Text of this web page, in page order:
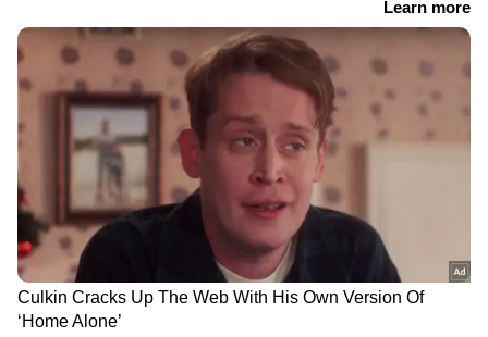
Health
Newsഅറിയൂ.Food and Recipes
തുടങ്ങി
മികച്ച ജീവിതം നയിക്കാൻ സഹായിക്കുന്ന
ടിപ്സുകളും ലേഖനങ്ങളും — നിങ്ങളുടെ
ദിവസങ്ങളെ കൂടുതൽ മനോഹരമാക്കാൻ
Asianet News Malayalam